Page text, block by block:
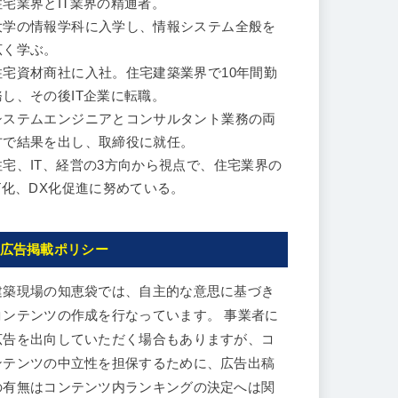
宅業界とIT業界の精通者。
学の情報学科に入学し、情報システム全般を
学ぶ。
宅資材商社に入社。住宅建築業界で10年間勤
し、その後IT企業に転職。
ステムエンジニアとコンサルタント業務の両
で結果を出し、取締役に就任。
宅、IT、経営の3方向から視点で、住宅業界の
、DX化促進に努めている。
広告掲載ポリシー
築現場の知恵袋では、自主的な意思に基づき
ンテンツの作成を行なっています。 事業者に
告を出向していただく場合もありますが、コ
テンツの中立性を担保するために、広告出稿
有無はコンテンツ内ランキングの決定へは関